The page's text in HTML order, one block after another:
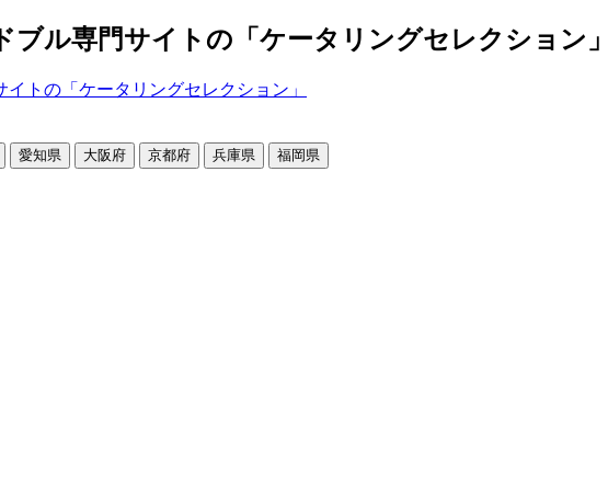
ブル専門サイトの「ケータリングセレクション
愛知県 大阪府 京都府 兵庫県 福岡県